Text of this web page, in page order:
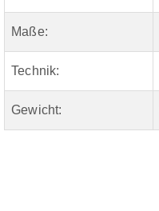
Maße:
Technik:
Gewicht: